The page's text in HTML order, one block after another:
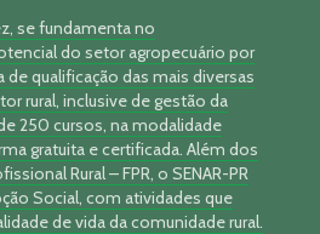
se fundamenta no
do setor agropecuário por
qualificação das mais diversas
rural, inclusive de gestão da
250 cursos, na modalidade
gratuita e certificada. Além dos
Rural – FPR, o SENAR-PR
Social, com atividades que
de vida da comunidade rural.